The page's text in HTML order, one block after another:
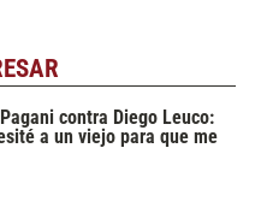
contra Diego Leuco:
a un viejo para que me